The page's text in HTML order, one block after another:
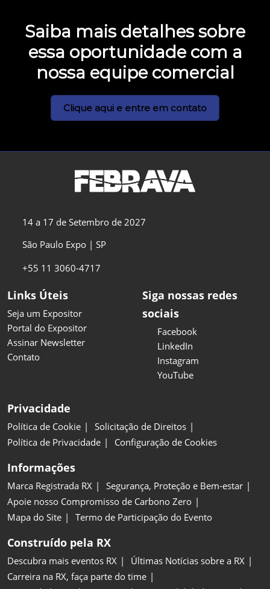
Saiba mais detalhes sobre
essa oportunidade com a
nossa equipe comercial
Clique aqui e entre em contato
14 a 17 de Setembro de 2027
São Paulo Expo | SP
+55 11 3060-4717
Links Úteis
Seja um Expositor
Portal do Expositor
Assinar Newsletter
Contato
Siga nossas redes
sociais
Facebook
LinkedIn
Instagram
YouTube
Privacidade
Política de Cookie
Solicitação de Direitos
Política de Privacidade
Configuração de Cookies
Informações
Marca Registrada RX
Segurança, Proteção e Bem-estar
Apoie nosso Compromisso de Carbono Zero
Mapa do Site
Termo de Participação do Evento
Construído pela RX
Descubra mais eventos RX
Últimas Notícias sobre a RX
Carreira na RX, faça parte do time